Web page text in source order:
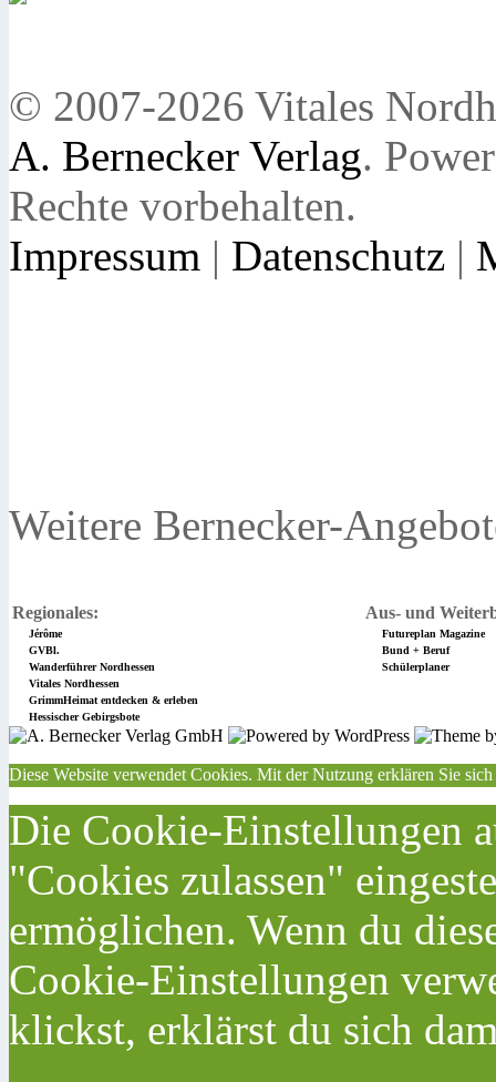
© 2007-2026 Vitales
A. Bernecker Verlag.
Rechte vorbehalten.
Impressum | Datenschutz |
Weitere Bernecker-
Regionales: Aus- und
Jérôme
Futureplan Magazine
GVBl.
Bund + Beruf
Wanderführer Nordhessen
Schülerplaner
Vitales Nordhessen
GrimmHeimat entdecken & erleben
Hessischer Gebirgsbote
Diese Website verwendet Cookies. Mit der Nutzung erklären Sie
Die Cookie-Einstellungen
"Cookies zulassen"
ermöglichen. Wenn du
Cookie-Einstellungen
klickst, erklärst du sich